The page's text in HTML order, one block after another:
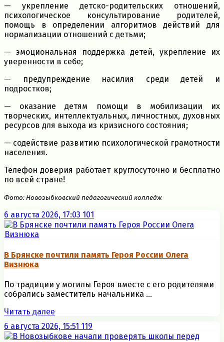
— укрепление детско-родительских отношений,
психологическое консультирование родителей,
помощь в определении алгоритмов действий для
нормализации отношений с детьми;
— эмоциональная поддержка детей, укрепление их
уверенности в себе;
— предупреждение насилия среди детей и
подростков;
— оказание детям помощи в мобилизации их
творческих, интеллектуальных, личностных, духовных
ресурсов для выхода из кризисного состояния;
— содействие развитию психологической грамотности
населения.
Телефон доверия работает круглосуточно и бесплатно
по всей стране!
Фото: Новозыбковский педагогический колледж
6 августа 2026, 17:03 101
В Брянске почтили память Героя России Олега
Визнюка
По традиции у могилы Героя вместе с его родителями
собрались заместитель начальника ...
Читать далее
6 августа 2026, 15:51 119